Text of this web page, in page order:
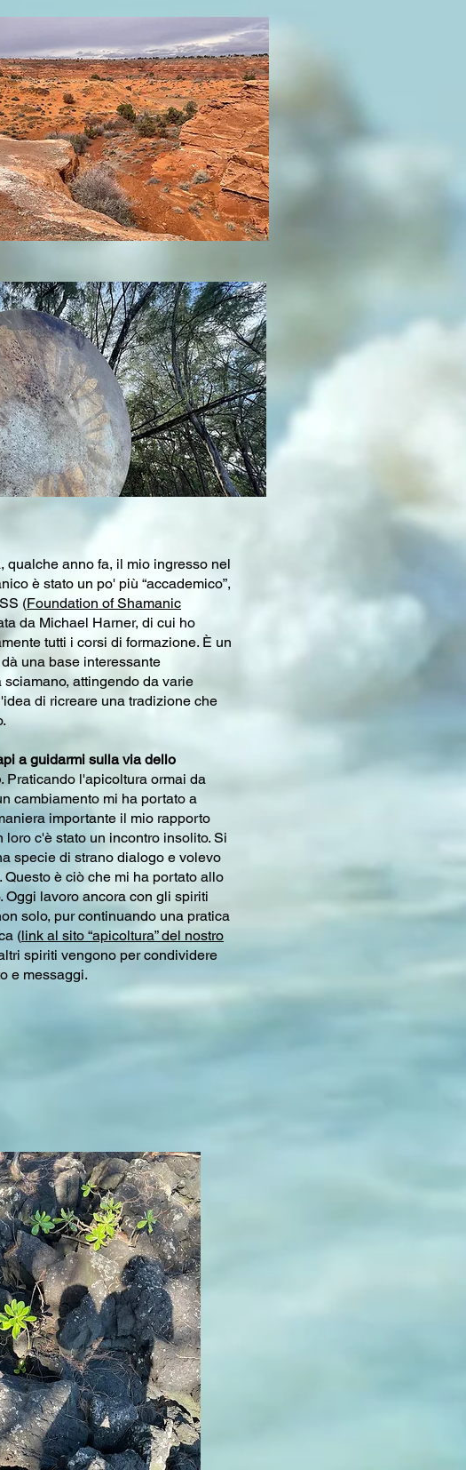
qualche anno fa, il mio ingresso nel
è stato un po' più “accademico”,
(Foundation of Shamanic
da Michael Harner, di cui ho
tutti i corsi di formazione. È un
una base interessante
attingendo da varie
di ricreare una tradizione che
a guidarmi sulla via dello
. Praticando l'apicoltura ormai da
cambiamento mi ha portato a
importante il mio rapporto
loro c'è stato un incontro insolito. Si
specie di strano dialogo e volevo
Questo è ciò che mi ha portato allo
Oggi lavoro ancora con gli spiriti
solo, pur continuando una pratica
(link al sito “apicoltura” del nostro
spiriti vengono per condividere
e messaggi.